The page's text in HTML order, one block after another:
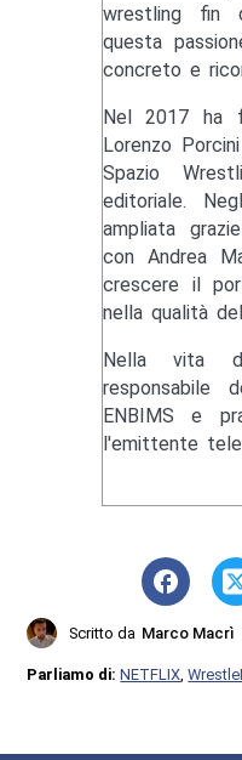
wrestling fin
questa
concreto e
Nel 2017 ha
Lorenzo
Spazio
editoriale.
ampliata
con Andrea
crescere il
nella qualità
Nella vita
responsabile
ENBIMS e
l'emittente
Scritto da Marco Macrì
Parliamo di:NETFLIX ,